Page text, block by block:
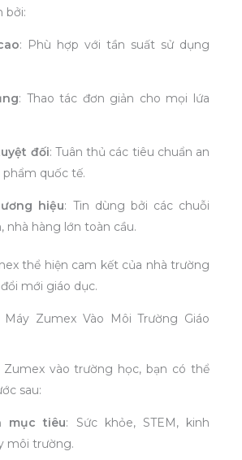
bởi:
: Phù hợp với tần suất sử dụng
: Thao tác đơn giản cho mọi lứa
đối: Tuân thủ các tiêu chuẩn an
quốc tế.
hiệu: Tin dùng bởi các chuỗi
nhà hàng lớn toàn cầu.
thể hiện cam kết của nhà trường
mới giáo dục.
Máy Zumex Vào Môi Trường Giáo
Zumex vào trường học, bạn có thể
sau:
mục tiêu: Sức khỏe, STEM, kinh
môi trường.